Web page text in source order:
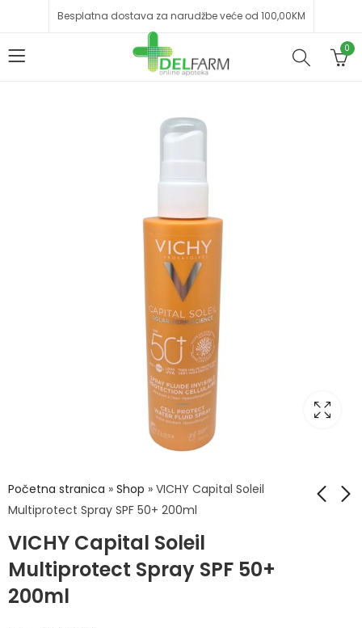
Besplatna dostava za narudžbe veće od 100,00KM
0
Početna stranica » Shop » VICHY Capital Soleil
Multiprotect Spray SPF 50+ 200ml
VICHY Capital Soleil
Multiprotect Spray SPF 50+
200ml
Dječiji sprej protiv
priljepljivanja pijeska
Krema za zaštitu od
sunca s anti-age